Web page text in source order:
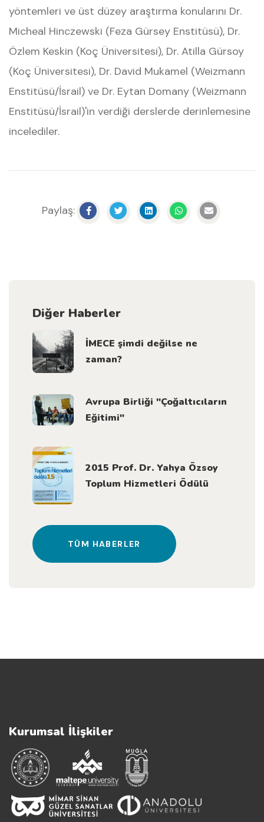
yöntemleri ve üst düzey araştırma konularını Dr.
Micheal Hinczewski (Feza Gürsey Enstitüsü), Dr.
Özlem Keskin (Koç Üniversitesi), Dr. Atilla Gürsoy
(Koç Üniversitesi), Dr. David Mukamel (Weizmann
Enstitüsü/İsrail) ve Dr. Eytan Domany (Weizmann
Enstitüsü/İsrail)'in verdiği derslerde derinlemesine
incelediler.
Paylaş:
Diğer Haberler
İMECE şimdi değilse ne
zaman?
Avrupa Birliği "Çoğaltıcıların
Eğitimi"
2015 Prof. Dr. Yahya Özsoy
Toplum Hizmetleri Ödülü
TÜM HABERLER
Kurumsal İlişkiler